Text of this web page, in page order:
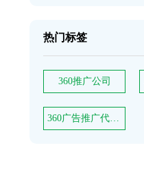
热门标签
360推广公司
360广告推广代理商